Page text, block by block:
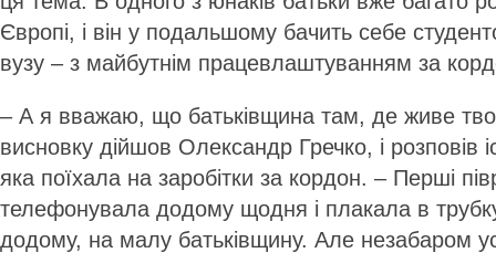
Європі, і він у подальшому бачить себе
вузу – з майбутнім працевлаштуванням за
– А я вважаю, що батьківщина там, де живе
висновку дійшов Олександр Гречко, і розповів
яка поїхала на заробітки за кордон. – Перші
телефонувала додому щодня і плакала в
додому, на малу батьківщину. Але незабаром